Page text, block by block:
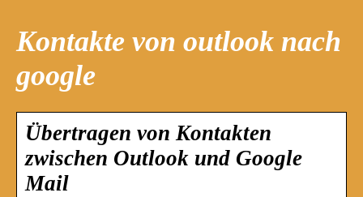
Kontakte von outlook nach
google
Übertragen von Kontakten
zwischen Outlook und Google
Mail